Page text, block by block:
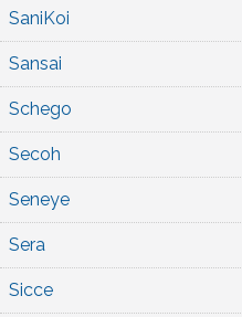
SaniKoi
Sansai
Schego
Secoh
Seneye
Sera
Sicce